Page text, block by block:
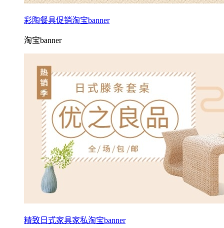
彩陶餐具促销淘宝banner
淘宝banner
精致日式家具家私淘宝banner